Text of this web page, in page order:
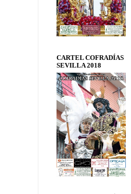
CARTEL COFRADÍAS
SEVILLA 2018